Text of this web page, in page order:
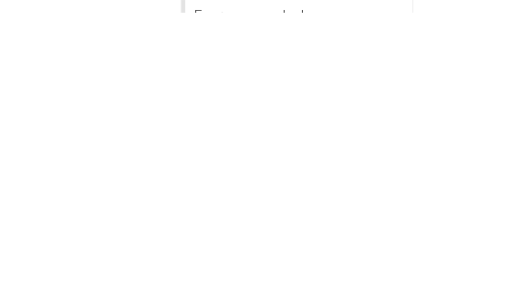
Engrenagem dupla